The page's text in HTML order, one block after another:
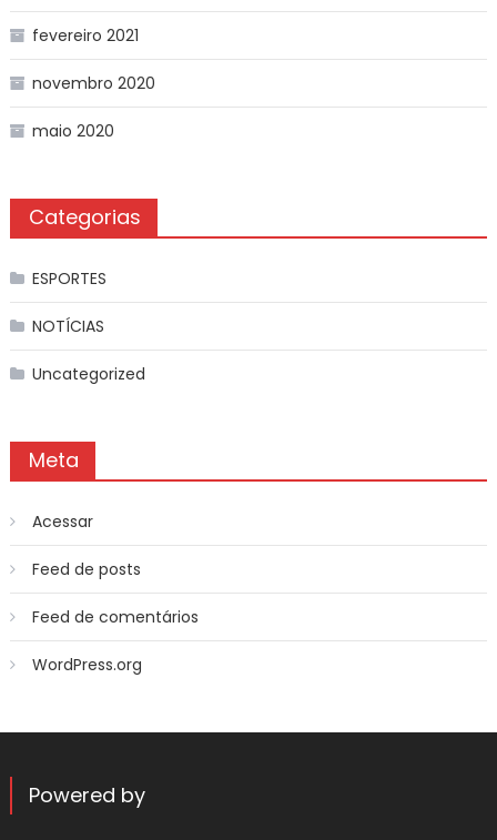
fevereiro 2021
novembro 2020
maio 2020
Categorias
ESPORTES
NOTÍCIAS
Uncategorized
Meta
Acessar
Feed de posts
Feed de comentários
WordPress.org
Powered by